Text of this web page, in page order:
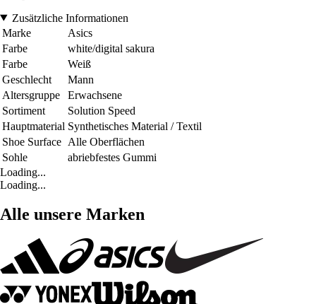
Zusätzliche Informationen
Marke
Asics
Farbe
white/digital sakura
Farbe
Weiß
Geschlecht
Mann
Altersgruppe
Erwachsene
Sortiment
Solution Speed
Hauptmaterial Synthetisches Material / Textil
Shoe Surface Alle Oberflächen
Sohle
abriebfestes Gummi
Loading...
Loading...
Alle unsere Marken